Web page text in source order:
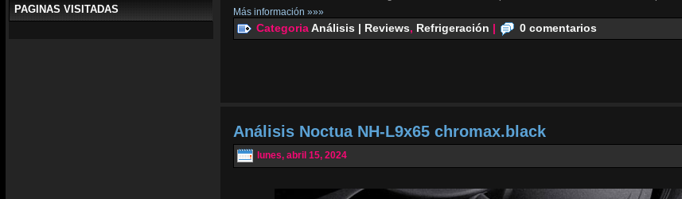
PAGINAS VISITADAS Más información »»»
CategoriaAnálisis | Reviews, Refrigeración | 0 comentarios
Análisis Noctua NH-L9x65 chromax.black
lunes, abril 15, 2024